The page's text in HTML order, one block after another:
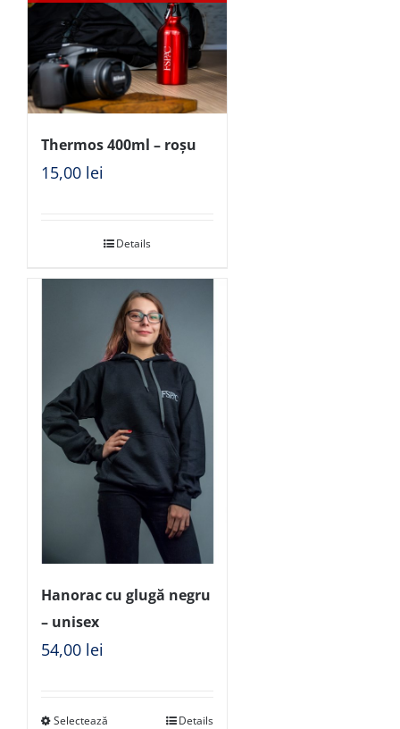
Thermos 400ml – roșu
15,00 lei
Details
Hanorac cu glugă negru
– unisex
54,00 lei
Selectează
Details